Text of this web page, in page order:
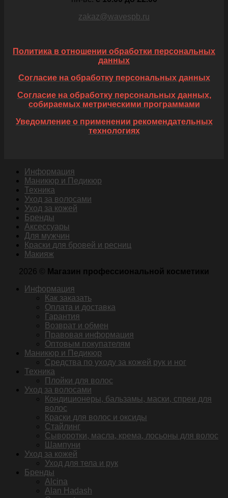
zakaz@wavespb.ru
Политика в отношении обработки персональных
данных
Согласие на обработку персональных данных
Согласие на обработку персональных данных,
собираемых метрическими программами
Уведомление о применении рекомендательных
технологиях
Информация
Маникюр и Педикюр
Техника
Уход за волосами
Уход за кожей
Бренды
Аксессуары
Для мужчин
Краски для бровей и ресниц
Макияж
2026 ©
Магазин профессиональной косметики
Информация
Как заказать
Оплата и доставка
Гарантия
Возврат и обмен
Правовая информация
Оптовым покупателям
Маникюр и Педикюр
Средства по уходу за кожей рук и ног
Техника
Плойки для волос
Уход за волосами
Кондиционеры, бальзамы, маски, спреи для
волос
Краски для волос и оксиды
Стайлинг
Сыворотки, масла, крема, лосьоны для волос
Шампуни
Уход за кожей
Уход для тела и рук
Бренды
Alcina
Alan Hadash